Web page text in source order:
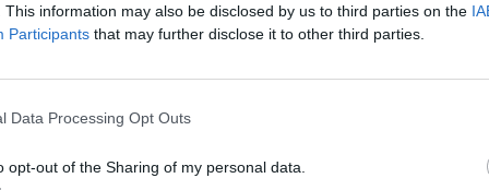
This information may also be disclosed by us to third parties on the
Participants that may further disclose it to other third parties.
Data Processing Opt Outs
opt-out of the Sharing of my personal data.